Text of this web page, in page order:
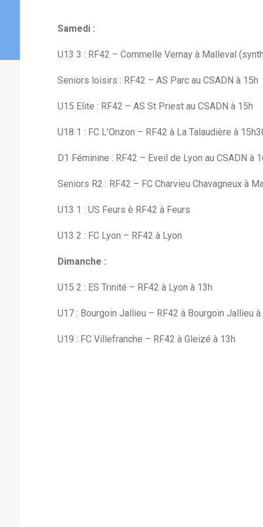
Samedi :
U13 3 : RF42 – Commelle Vernay à Malleval
Seniors loisirs : RF42 – AS Parc au CSADN à 15h
U15 Elite : RF42 – AS St Priest au CSADN à 15h
U18 1 : FC L’Onzon – RF42 à La Talaudière à
D1 Féminine : RF42 – Eveil de Lyon au CSADN à
Seniors R2 : RF42 – FC Charvieu Chavagneux à
U13 1 : US Feurs è RF42 à Feurs
U13 2 : FC Lyon – RF42 à Lyon
Dimanche :
U15 2 : ES Trinité – RF42 à Lyon à 13h
U17 : Bourgoin Jallieu – RF42 à Bourgoin Jallieu à
U19 : FC Villefranche – RF42 à Gleizé à 13h